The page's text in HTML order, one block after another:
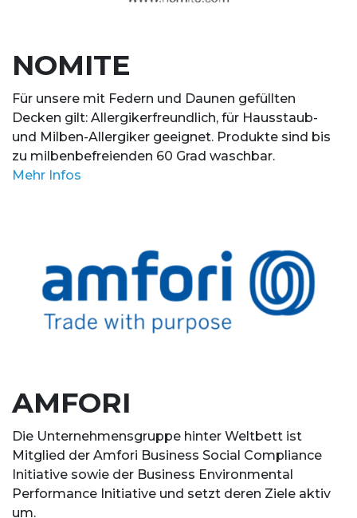
NOMITE
Für unsere mit Federn und Daunen gefüllten
Decken gilt: Allergikerfreundlich, für Hausstaub-
und Milben-Allergiker geeignet. Produkte sind bis
zu milbenbefreienden 60 Grad waschbar.
Mehr Infos
AMFORI
Die Unternehmensgruppe hinter Weltbett ist
Mitglied der Amfori Business Social Compliance
Initiative sowie der Business Environmental
Performance Initiative und setzt deren Ziele aktiv
um.